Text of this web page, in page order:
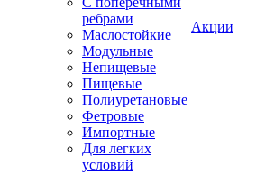
ребрами
Маслостойкие
Модульные
Непищевые
Пищевые
Полиуретановые
Фетровые
Импортные
Для легких
условий
Акции